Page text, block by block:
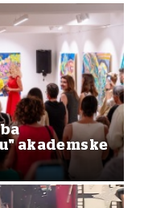
akademske